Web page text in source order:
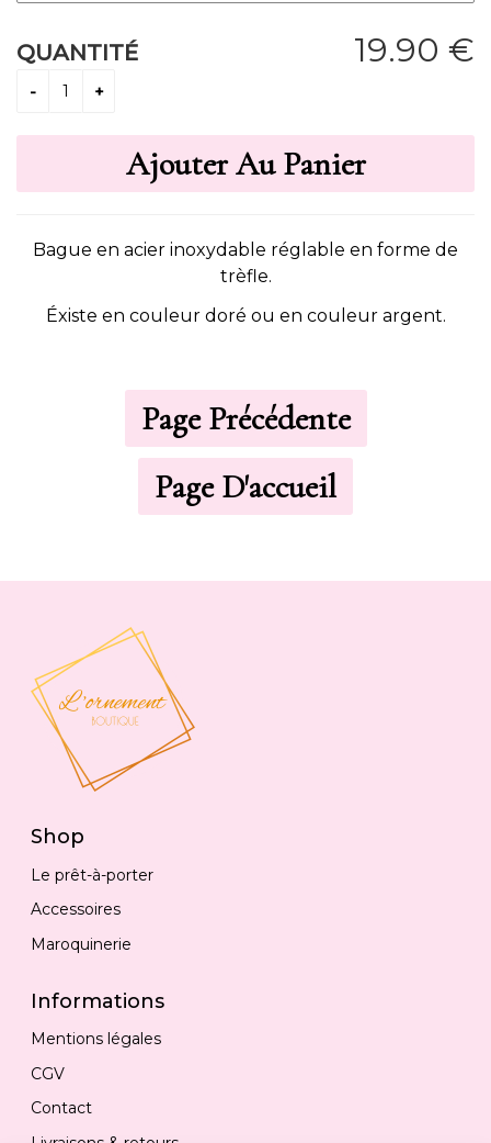
19.90 €
QUANTITÉ
Bague en acier inoxydable réglable en forme de
trèfle.
Éxiste en couleur doré ou en couleur argent.
Shop
Le prêt-à-porter
Accessoires
Maroquinerie
Informations
Mentions légales
CGV
Contact